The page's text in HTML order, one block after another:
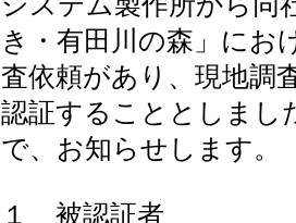
き・有田川の森」にお
査依頼があり、現地調
認証することとしまし
で、お知らせします。
１ 被認証者